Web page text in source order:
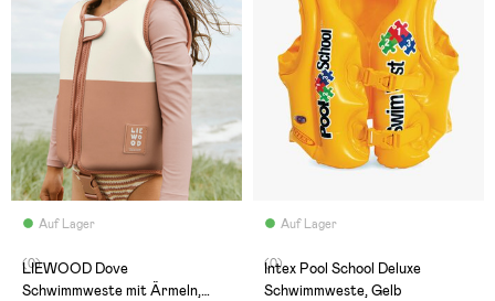
Auf Lager
(0)
LIEWOOD Dove
Schwimmweste mit Ärmeln,
Auf Lager
(0)
Intex Pool School Deluxe
Schwimmweste, Gelb